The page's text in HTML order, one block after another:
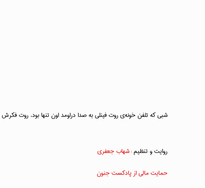
شبی که تلفن خونه‌ی روت فینلی به صدا دراومد اون تنها بود. روت
روایت و تنظیم :شهاب جعفری
حمایت مالی از پادکست جنون